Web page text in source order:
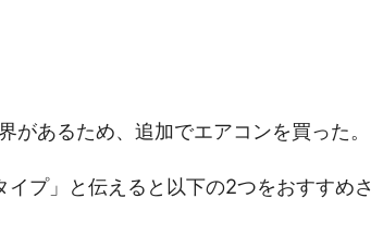
あるため、追加でエアコンを買った。
プ」と伝えると以下の2つをおすすめさ